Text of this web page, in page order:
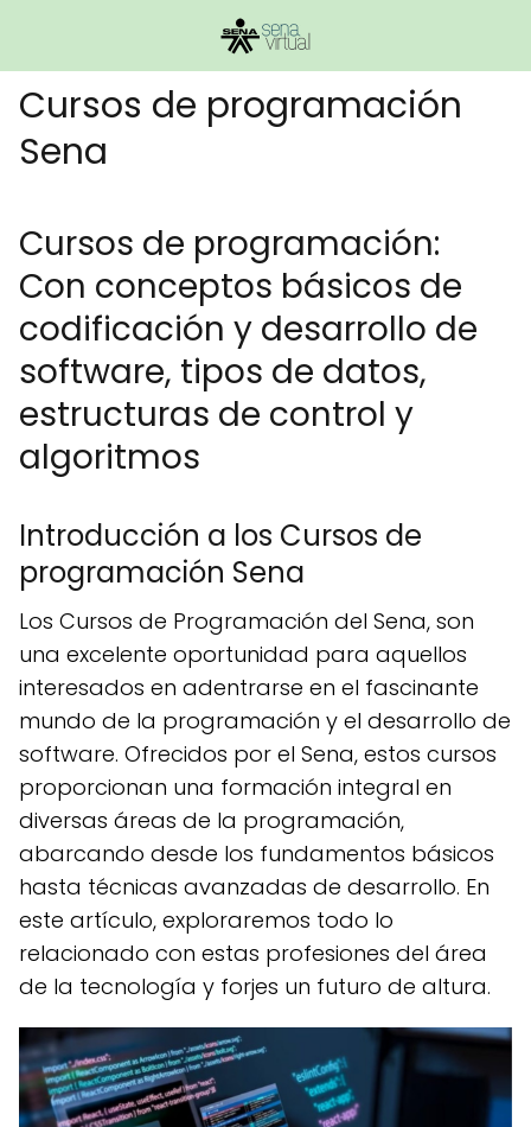
Cursos de programación
Sena
Cursos de programación:
Con conceptos básicos de
codificación y desarrollo de
software, tipos de datos,
estructuras de control y
algoritmos
Introducción a los Cursos de
programación Sena
Los Cursos de Programación del Sena, son
una excelente oportunidad para aquellos
interesados en adentrarse en el fascinante
mundo de la programación y el desarrollo de
software. Ofrecidos por el Sena, estos cursos
proporcionan una formación integral en
diversas áreas de la programación,
abarcando desde los fundamentos básicos
hasta técnicas avanzadas de desarrollo. En
este artículo, exploraremos todo lo
relacionado con estas profesiones del área
de la tecnología y forjes un futuro de altura.